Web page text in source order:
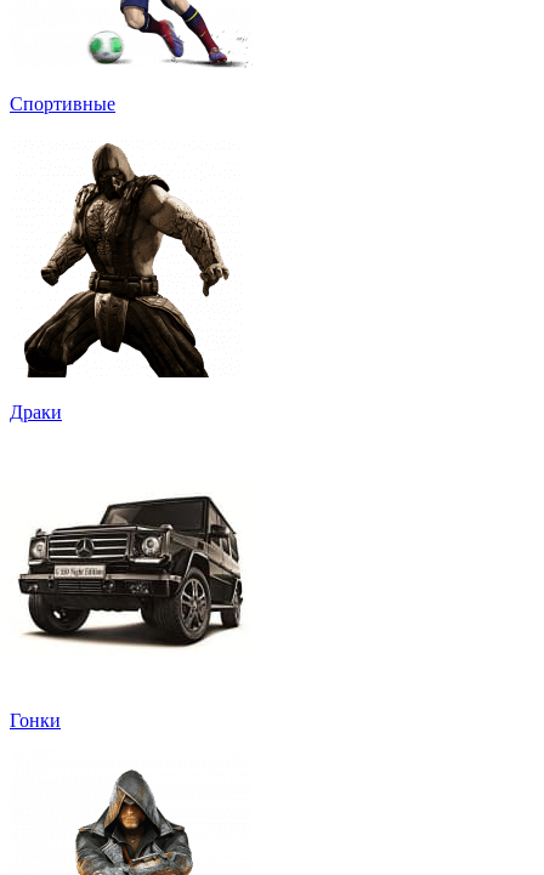
Спортивные
Драки
Гонки